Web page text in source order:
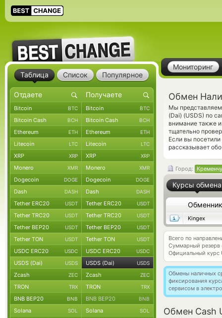
Мониторинг
Обмен
Мы представляем
(Dai) (USDS) по
внимание также
тщательно
Если вы
рассказывает
Город:
Курсы обмена
Обменник
Kingex
Всего по
Суммарный резерв
Официальный курс
Обмены наличных
фиксирования
сервисом в
Обмен Cash
Таблица Список Популярное
Bitcoin BTC Bitcoin BTC
Bitcoin Cash BCH Bitcoin Cash BCH
Ethereum ETH Ethereum ETH
Litecoin LTC Litecoin LTC
XRP XRP XRP XRP
Monero XMR Monero XMR
Dogecoin DOGE Dogecoin DOGE
Dash DASH Dash DASH
Tether ERC20 USDT Tether ERC20 USDT
Tether TRC20 USDT Tether TRC20 USDT
Tether BEP20 USDT Tether BEP20 USDT
Tether TON USDT Tether TON USDT
USDC ERC20 USDC USDC ERC20 USDC
USDS (Dai) USDS USDS (Dai) USDS
Zcash ZEC Zcash ZEC
TRON TRX TRON TRX
BNB BEP20 BNB BNB BEP20 BNB
Solana SOL Solana SOL